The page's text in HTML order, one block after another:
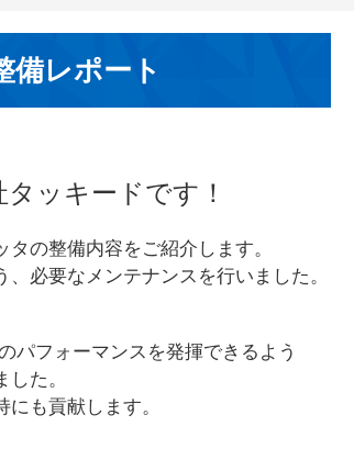
備レポート
ッキードです！
の整備内容をご紹介します。
必要なメンテナンスを行いました。
パフォーマンスを発揮できるよう
た。
も貢献します。